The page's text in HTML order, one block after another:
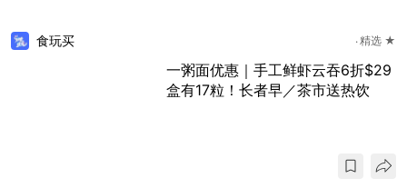
食玩买 精选 ★
一粥面优惠｜手工鲜虾云吞6折$29
盒有17粒！长者早／茶市送热饮